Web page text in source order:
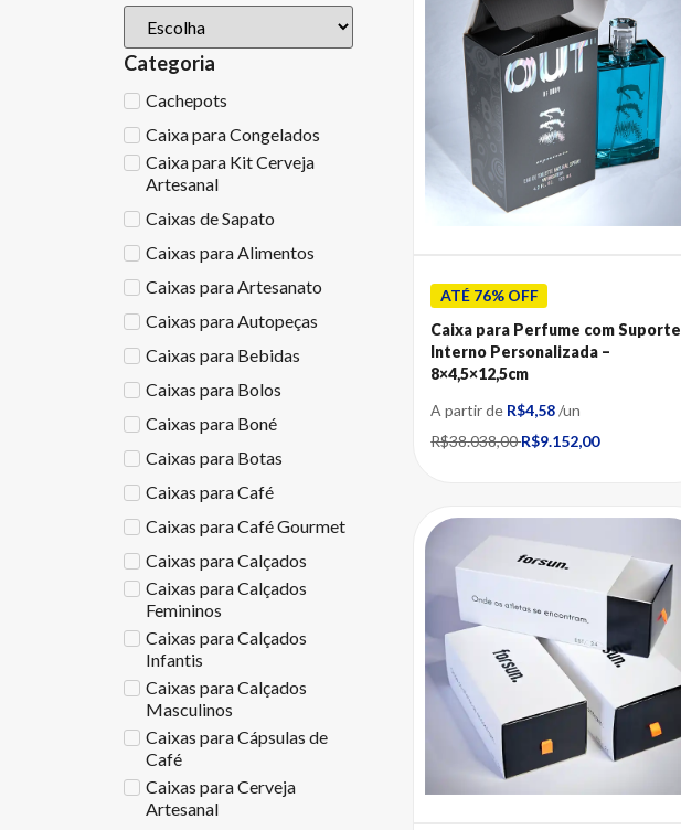
Categoria
Cachepots
Caixa para Congelados
Caixa para Kit Cerveja
Artesanal
Caixas de Sapato
Caixas para Alimentos
Caixas para Artesanato
Caixas para Autopeças
Caixas para Bebidas
Caixas para Bolos
Caixas para Boné
Caixas para Botas
Caixas para Café
Caixas para Café Gourmet
Caixas para Calçados
Caixas para Calçados
Femininos
Caixas para Calçados
Infantis
Caixas para Calçados
Masculinos
Caixas para Cápsulas de
Café
Caixas para Cerveja
Artesanal
ATÉ 76% OFF
Caixa para Perfume com Suporte
Interno Personalizada –
8×4,5×12,5cm
A partir de R$4,58/un
R$38.038,00R$9.152,00